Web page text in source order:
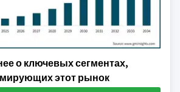
о ключевых сегментах,
этот рынок